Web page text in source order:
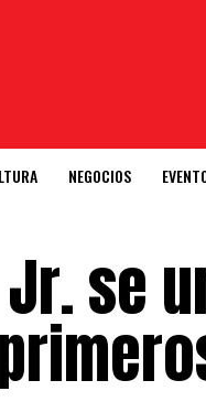
NEGOCIOS
se